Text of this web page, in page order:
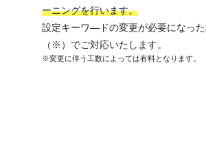
ーニングを行います。
設定キーワ―ドの変更が必要になっ
（※）でご対応いたします。
※変更に伴う工数によっては有料となります。